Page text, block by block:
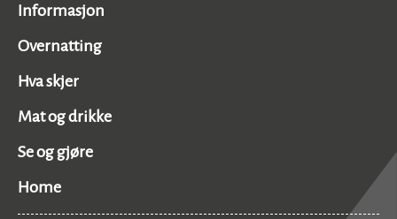
Informasjon
Overnatting
Hva skjer
Mat og drikke
Se og gjøre
Home